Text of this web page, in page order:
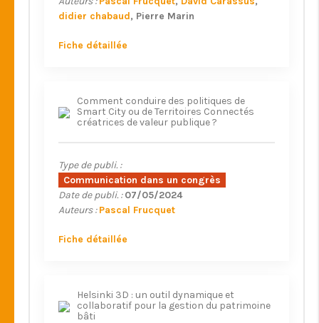
didier chabaud Pierre Marin
Fiche détaillée
Comment conduire des politiques de
Smart City ou de Territoires Connectés
créatrices de valeur publique ?
Type de publi. :
Communication dans un congrès
Date de publi. : 07/05/2024
Auteurs : Pascal Frucquet
Fiche détaillée
Helsinki 3D : un outil dynamique et
collaboratif pour la gestion du patrimoine
bâti